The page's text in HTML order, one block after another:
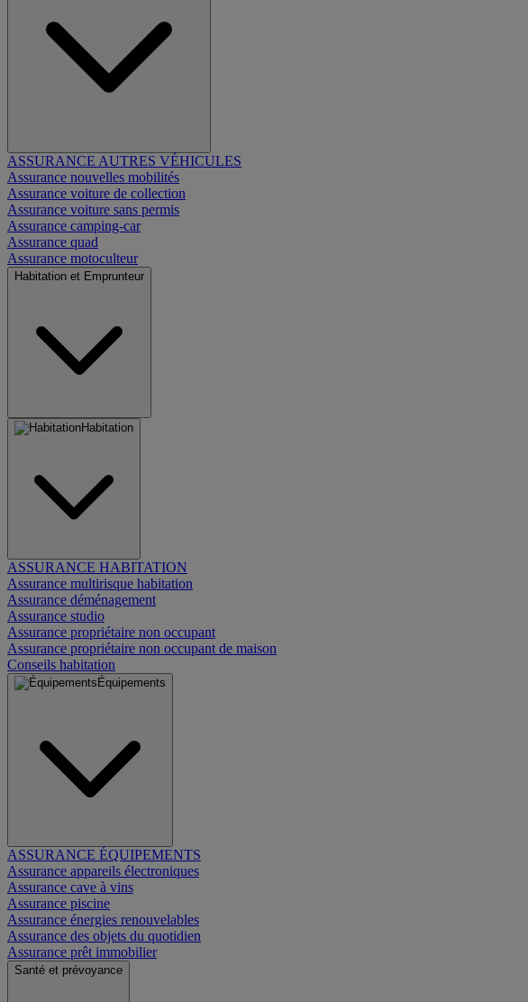
ASSURANCE AUTRES VÉHICULES
Assurance nouvelles mobilités
Assurance voiture de collection
Assurance voiture sans permis
Assurance camping-car
Assurance quad
Assurance motoculteur
Habitation et Emprunteur
Habitation
ASSURANCE HABITATION
Assurance multirisque habitation
Assurance déménagement
Assurance studio
Assurance propriétaire non occupant
Assurance propriétaire non occupant de maison
Conseils habitation
Équipements
ASSURANCE ÉQUIPEMENTS
Assurance appareils électroniques
Assurance cave à vins
Assurance piscine
Assurance énergies renouvelables
Assurance des objets du quotidien
Assurance prêt immobilier
Santé et prévoyance